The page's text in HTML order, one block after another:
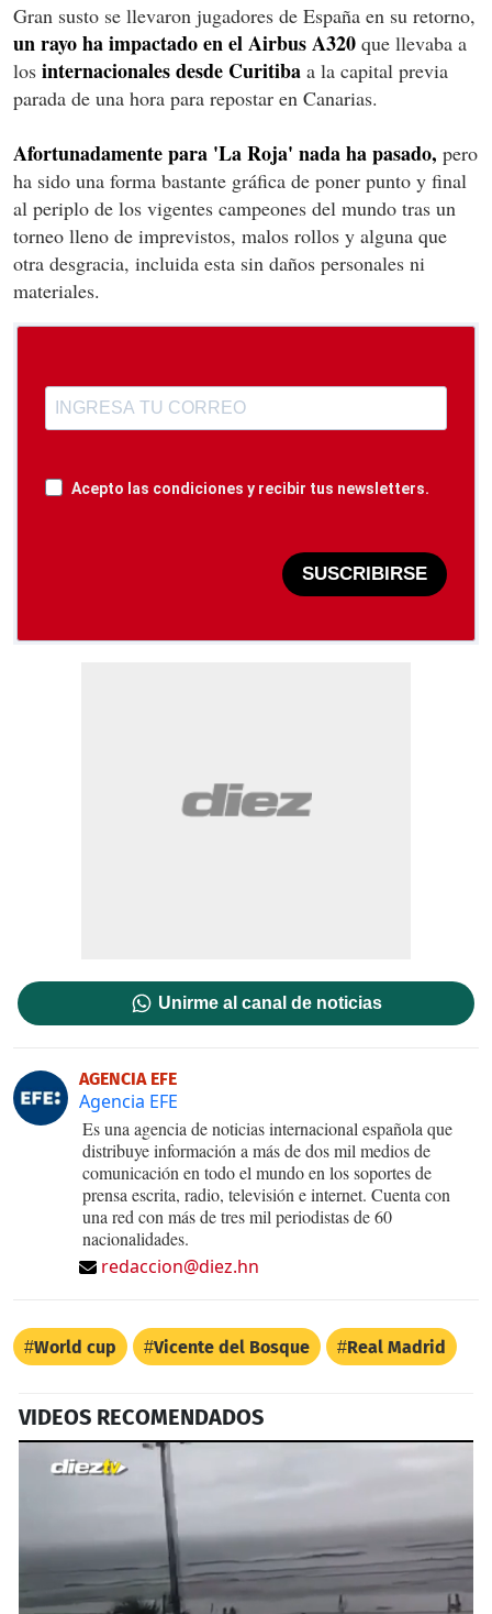
Gran susto se llevaron jugadores de España en su retorno,
un rayo ha impactado en el Airbus A320 que llevaba a
los internacionales desde Curitiba a la capital previa
parada de una hora para repostar en Canarias.
Afortunadamente para 'La Roja' nada ha pasado, pero
ha sido una forma bastante gráfica de poner punto y final
al periplo de los vigentes campeones del mundo tras un
torneo lleno de imprevistos, malos rollos y alguna que
otra desgracia, incluida esta sin daños personales ni
materiales.
Acepto las condiciones y recibir tus newsletters.
SUSCRIBIRSE
Unirme al canal de noticias
AGENCIA EFE
Agencia EFE
Es una agencia de noticias internacional española que
distribuye información a más de dos mil medios de
comunicación en todo el mundo en los soportes de
prensa escrita, radio, televisión e internet. Cuenta con
una red con más de tres mil periodistas de 60
nacionalidades.
redaccion@diez.hn
World cup Vicente del Bosque Real Madrid
VIDEOS RECOMENDADOS